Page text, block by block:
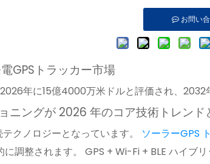
お問い
GPSトラッカー市場
年に15億4000万米ドルと評価され、
ニングが 2026 年のコア技術トレンド
クノロジーとなっています。 ソーラーGPS
調整されます。 GPS + Wi-Fi + BLE ハイ